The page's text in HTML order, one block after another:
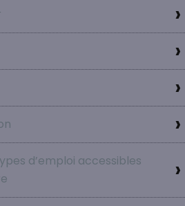
d’emploi accessibles